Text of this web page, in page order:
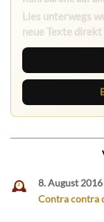
Lies unterwegs
neue Texte
8. August 2016
Contra contra